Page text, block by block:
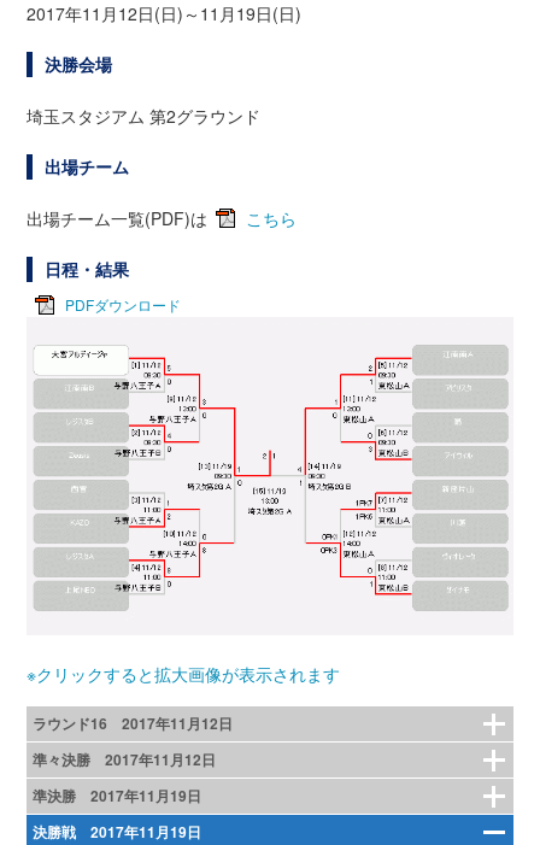
2017年11月12日(日)～11月19日(日)
決勝会場
埼玉スタジアム 第2グラウンド
出場チーム
出場チーム一覧(PDF)は こちら
日程・結果
PDFダウンロード
※クリックすると拡大画像が表示されます
ラウンド16 2017年11月12日
準々決勝 2017年11月12日
準決勝 2017年11月19日
決勝戦 2017年11月19日